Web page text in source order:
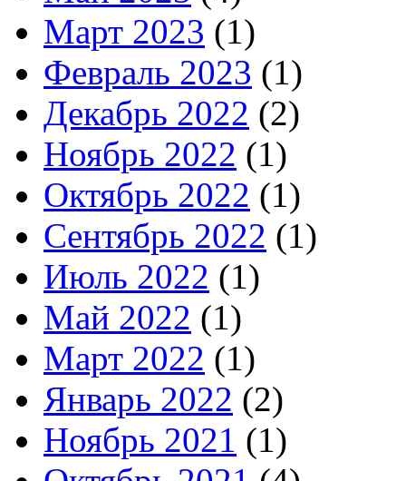
Март 2023 (1)
Февраль 2023 (1)
Декабрь 2022 (2)
Ноябрь 2022 (1)
Октябрь 2022 (1)
Сентябрь 2022 (1)
Июль 2022 (1)
Май 2022 (1)
Март 2022 (1)
Январь 2022 (2)
Ноябрь 2021 (1)